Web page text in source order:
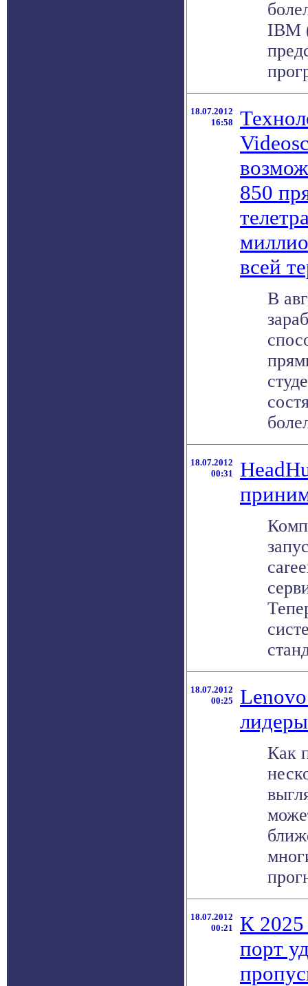
IBM
18.07.2012
16:58
850
всей
В
18.07.2012
00:31
18.07.2012
00:25
Как
18.07.2012
00:21
К 2025
порт